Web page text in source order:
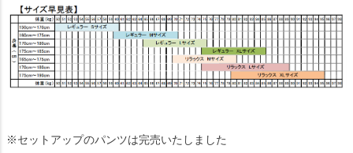
※セットアップのパンツは完売いたしました